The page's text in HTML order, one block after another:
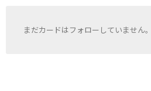
まだカードはフォローしていません。